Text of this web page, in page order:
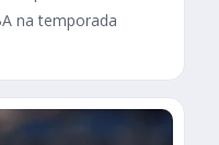
na temporada